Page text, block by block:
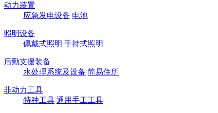
动力装置
应急发电设备 电池
照明设备
佩戴式照明 手持式照明
后勤支援装备
水处理系统及设备 简易住所
非动力工具
特种工具 通用手工工具